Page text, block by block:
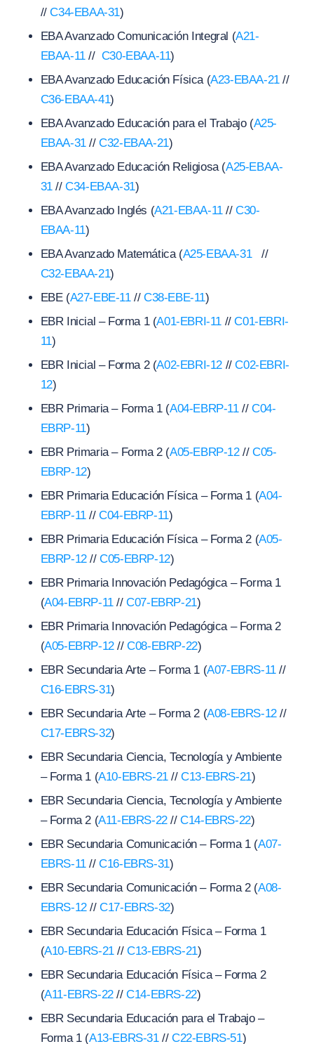
//C34-EBAA-31)
EBA Avanzado Comunicación Integral (A21-
EBAA-11// C30-EBAA-11)
EBA Avanzado Educación Física (A23-EBAA-21//
C36-EBAA-41)
EBA Avanzado Educación para el Trabajo (A25-
EBAA-31//C32-EBAA-21)
EBA Avanzado Educación Religiosa (A25-EBAA-
31//C34-EBAA-31)
EBA Avanzado Inglés (A21-EBAA-11//C30-
EBAA-11)
EBA Avanzado Matemática (A25-EBAA-31
//
C32-EBAA-21)
EBE (A27-EBE-11// C38-EBE-11)
EBR Inicial – Forma 1 (A01-EBRI-11 //C01-EBRI-
11)
EBR Inicial – Forma 2 (A02-EBRI-12 //C02-EBRI-
12)
EBR Primaria – Forma 1 (A04-EBRP-11//C04-
EBRP-11)
EBR Primaria – Forma 2 (A05-EBRP-12//C05-
EBRP-12)
EBR Primaria Educación Física – Forma 1 (A04-
EBRP-11//C04-EBRP-11)
EBR Primaria Educación Física – Forma 2 (A05-
EBRP-12//C05-EBRP-12)
EBR Primaria Innovación Pedagógica – Forma 1
(A04-EBRP-11//C07-EBRP-21)
EBR Primaria Innovación Pedagógica – Forma 2
(A05-EBRP-12//C08-EBRP-22)
EBR Secundaria Arte – Forma 1 (A07-EBRS-11//
C16-EBRS-31)
EBR Secundaria Arte – Forma 2 (A08-EBRS-12//
C17-EBRS-32)
EBR Secundaria Ciencia, Tecnología y Ambiente
– Forma 1 (A10-EBRS-21//C13-EBRS-21)
EBR Secundaria Ciencia, Tecnología y Ambiente
– Forma 2 (A11-EBRS-22//C14-EBRS-22)
EBR Secundaria Comunicación – Forma 1 (A07-
EBRS-11//C16-EBRS-31)
EBR Secundaria Comunicación – Forma 2 (A08-
EBRS-12//C17-EBRS-32)
EBR Secundaria Educación Física – Forma 1
(A10-EBRS-21//C13-EBRS-21)
EBR Secundaria Educación Física – Forma 2
(A11-EBRS-22//C14-EBRS-22)
EBR Secundaria Educación para el Trabajo –
Forma 1 (A13-EBRS-31//C22-EBRS-51)